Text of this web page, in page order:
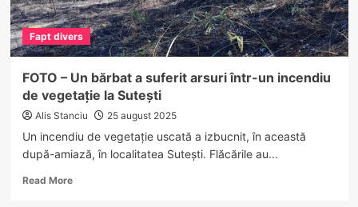
murit,
dar
nu
sunt
omenești
Fapt divers
FOTO – Un bărbat a suferit arsuri într-un incendiu
de vegetație la Sutești
Alis Stanciu 25 august 2025
Un incendiu de vegetație uscată a izbucnit, în această
după-amiază, în localitatea Sutești. Flăcările au...
Read MoreRead